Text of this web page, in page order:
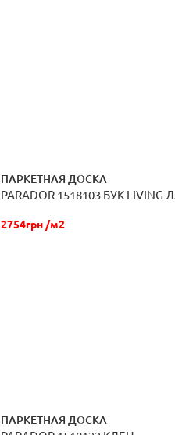
ПАРКЕТНАЯ ДОСКА
PARADOR 1518103 БУК LIVING
2754грн /м2
ЗАКАЗАТЬ
ПАРКЕТНАЯ ДОСКА